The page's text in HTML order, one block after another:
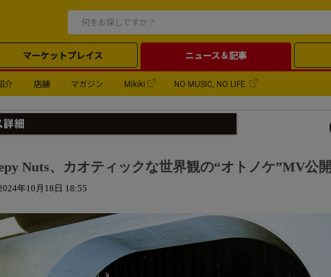
マーケットプレイス ニュース＆記事
介 店舗 マガジン Mikiki NO MUSIC, NO LIFE.
Nuts、カオティックな世界観の“オトノケ”MV公開
年10月18日 18:55